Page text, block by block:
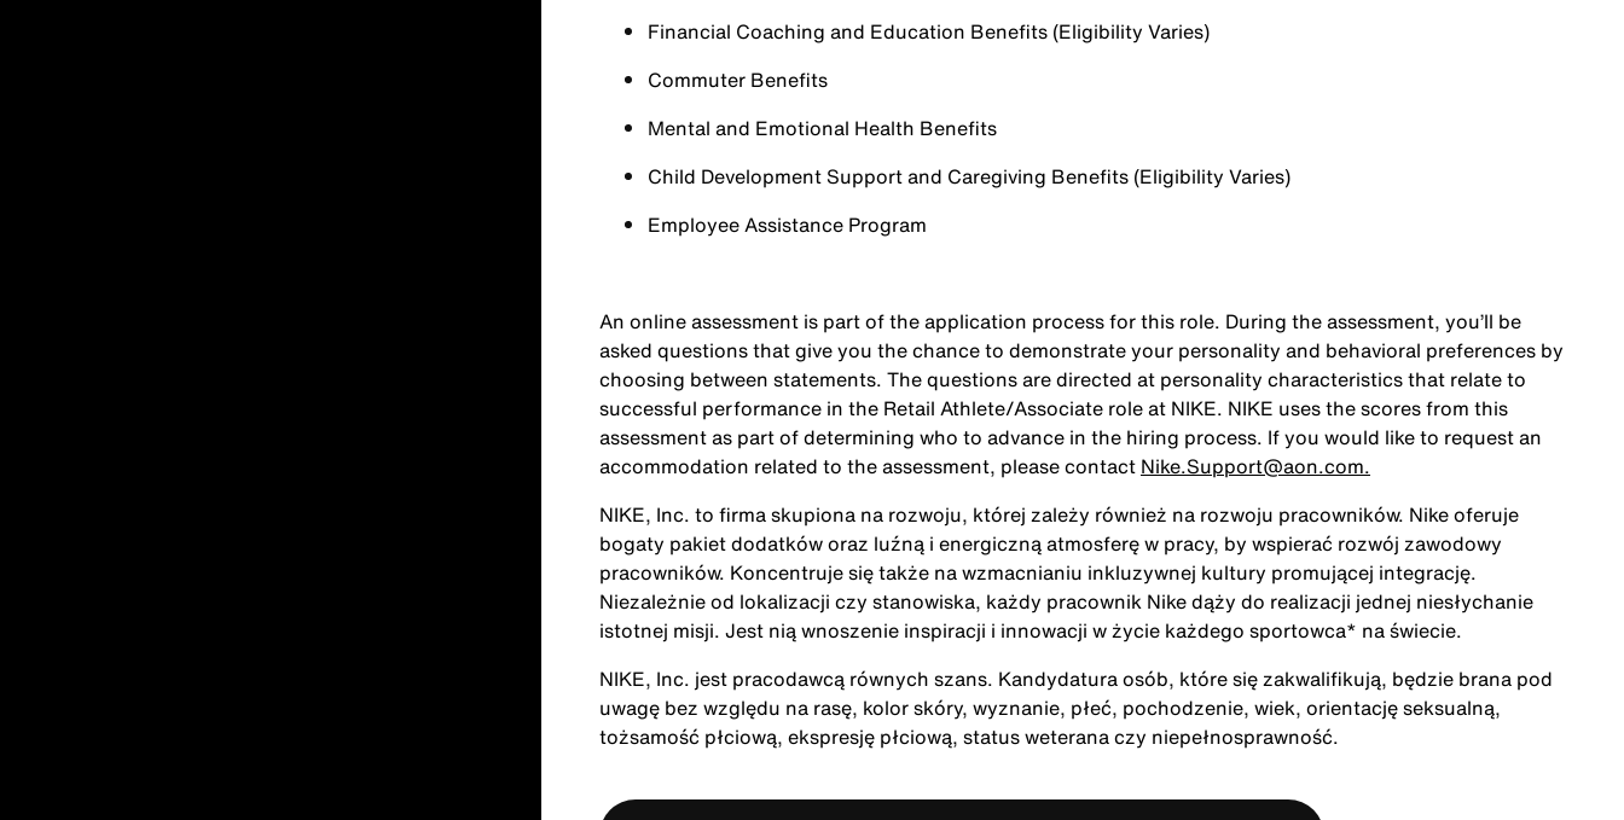
Financial Coaching and Education Benefits (Eligibility Varies)
Commuter Benefits
Mental and Emotional Health Benefits
Child Development Support and Caregiving Benefits (Eligibility Varies)
Employee Assistance Program
An online assessment is part of the application process for this role. During the assessment, you’ll be
asked questions that give you the chance to demonstrate your personality and behavioral preferences by
choosing between statements. The questions are directed at personality characteristics that relate to
successful performance in the Retail Athlete/Associate role at NIKE. NIKE uses the scores from this
assessment as part of determining who to advance in the hiring process. If you would like to request an
accommodation related to the assessment, please contact Nike.Support@aon.com.
NIKE, Inc. to firma skupiona na rozwoju, której zależy również na rozwoju pracowników. Nike oferuje
bogaty pakiet dodatków oraz luźną i energiczną atmosferę w pracy, by wspierać rozwój zawodowy
pracowników. Koncentruje się także na wzmacnianiu inkluzywnej kultury promującej integrację.
Niezależnie od lokalizacji czy stanowiska, każdy pracownik Nike dąży do realizacji jednej niesłychanie
istotnej misji. Jest nią wnoszenie inspiracji i innowacji w życie każdego sportowca* na świecie.
NIKE, Inc. jest pracodawcą równych szans. Kandydatura osób, które się zakwalifikują, będzie brana pod
uwagę bez względu na rasę, kolor skóry, wyznanie, płeć, pochodzenie, wiek, orientację seksualną,
tożsamość płciową, ekspresję płciową, status weterana czy niepełnosprawność.